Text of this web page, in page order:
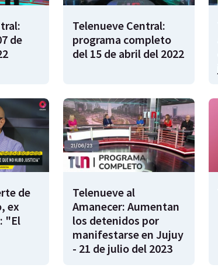
de
Telenueve Central:
programa completo
del 15 de abril del 2022
de
ex
"El
Telenueve al
Amanecer: Aumentan
los detenidos por
manifestarse en Jujuy
- 21 de julio del 2023